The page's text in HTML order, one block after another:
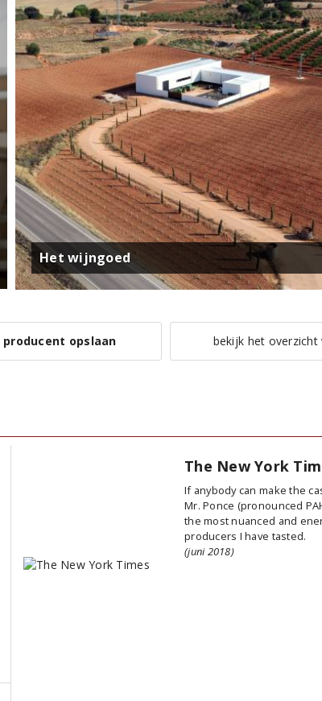
Het wijngoed
producent opslaan bekijk het overzicht
The New York
If anybody can make the
Mr. Ponce (pronounced
the most nuanced and
producers I have tasted.
(juni 2018)